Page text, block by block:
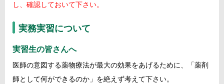
し、確認しておいて下さい。
実務実習について
実習生の皆さんへ
医師の意図する薬物療法が最大の効果をあげるために、「薬剤
師として何ができるのか」を絶えず考えて下さい。